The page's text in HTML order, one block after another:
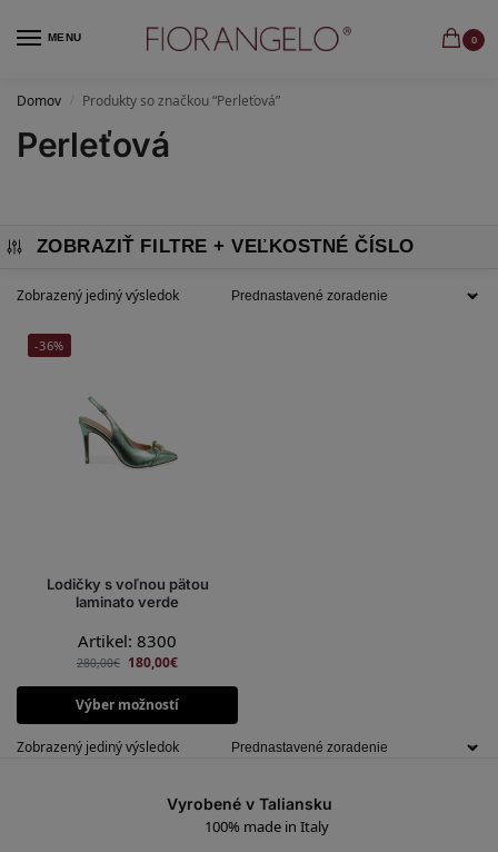
MENU 0
Domov / Produkty so značkou “Perleťová”
Perleťová
ZOBRAZIŤ FILTRE
Zobrazený jediný výsledok
-36%
Lodičky s voľnou pätou
laminato verde
Artikel: 8300
280,00€ 180,00€
Výber možností
Zobrazený jediný výsledok
Vyrobené v Taliansku
100% made in Italy